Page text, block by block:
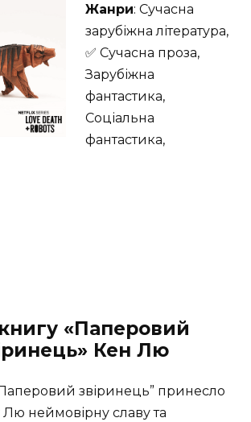
Жанри: Сучасна
зарубіжна література,
✅ Сучасна проза,
Зарубіжна
фантастика,
Соціальна
фантастика,
«Паперовий
Кен Лю
звіринець” принесло
Лю неймовірну славу та